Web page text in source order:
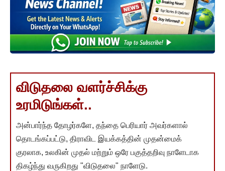
விடுதலை வளர்ச்சிக்கு
உரமிடுங்கள்..
அன்பார்ந்த தோழர்களே, தந்தை பெரியார் அவர்களால்
தொடங்கப்பட்டு, திராவிட இயக்கத்தின் முதன்மைக்
குரலாக, உலகின் முதல் மற்றும் ஒரே பகுத்தறிவு நாளேடாக
திகழ்ந்து வருகிறது "விடுதலை" நாளேடு.